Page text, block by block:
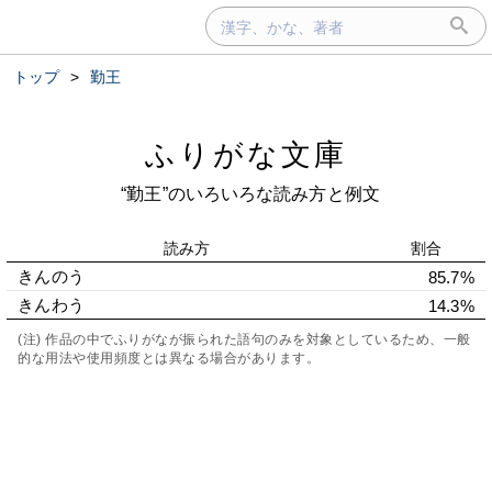
トップ > 勤王
ふりがな文庫
“勤王”のいろいろな読み方と例文
読み方 割合
きんのう
85.7%
きんわう
14.3%
(注) 作品の中でふりがなが振られた語句のみを対象としているため、一般
的な用法や使用頻度とは異なる場合があります。